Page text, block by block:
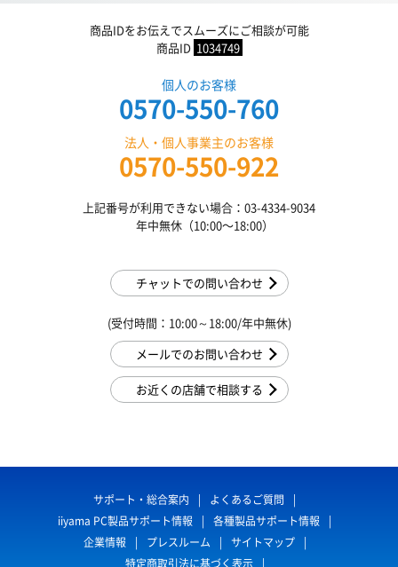
商品IDをお伝えでスムーズにご相談が可能
商品ID 1034749
個人のお客様
0570-550-760
法人・個人事業主のお客様
0570-550-922
上記番号が利用できない場合：03-4334-9034
年中無休（10:00〜18:00）
チャットでの問い合わせ
(受付時間：10:00～18:00/年中無休)
メールでのお問い合わせ
お近くの店舗で相談する
サポート・総合案内
よくあるご質問
iiyama PC製品サポート情報
各種製品サポート情報
企業情報
プレスルーム
サイトマップ
特定商取引法に基づく表示